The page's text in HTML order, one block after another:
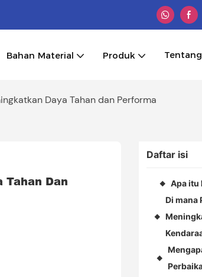
Bahan Material Produk
Daya Tahan dan Performa
Dan
Daftar isi
◆ Apa itu
◆
Di mana
◆